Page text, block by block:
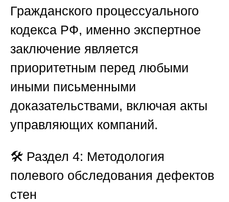
Гражданского процессуального
кодекса РФ, именно экспертное
заключение является
приоритетным перед любыми
иными письменными
доказательствами, включая акты
управляющих компаний.
🛠️ Раздел 4: Методология
полевого обследования дефектов
стен